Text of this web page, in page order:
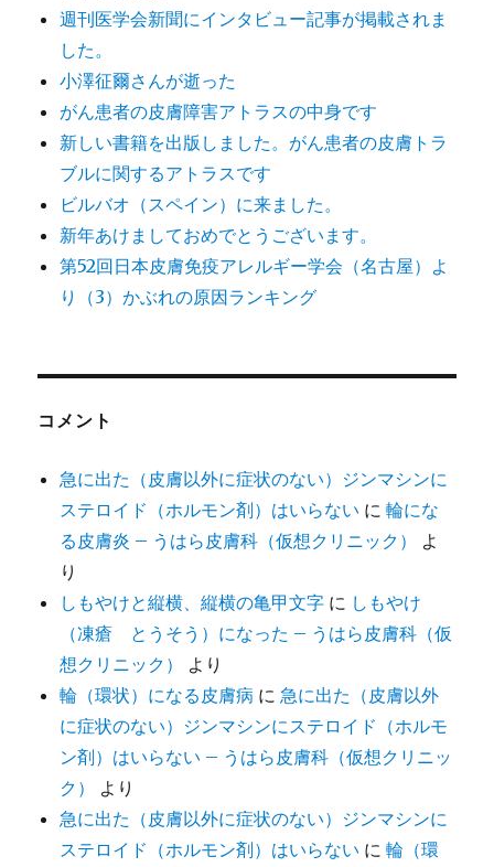
週刊医学会新聞にインタビュー記事が掲載されま
した。
小澤征爾さんが逝った
がん患者の皮膚障害アトラスの中身です
新しい書籍を出版しました。がん患者の皮膚トラ
ブルに関するアトラスです
ビルバオ（スペイン）に来ました。
新年あけましておめでとうございます。
第52回日本皮膚免疫アレルギー学会（名古屋）よ
り（3）かぶれの原因ランキング
コメント
急に出た（皮膚以外に症状のない）ジンマシンに
ステロイド（ホルモン剤）はいらない に輪にな
る皮膚炎 – うはら皮膚科（仮想クリニック）
よ
り
しもやけと縦横、縦横の亀甲文字 に しもやけ
（凍瘡 とうそう）になった – うはら皮膚科（仮
想クリニック）
より
輪（環状）になる皮膚病 に 急に出た（皮膚以外
に症状のない）ジンマシンにステロイド（ホルモ
ン剤）はいらない – うはら皮膚科（仮想クリニッ
ク）
より
急に出た（皮膚以外に症状のない）ジンマシンに
ステロイド（ホルモン剤）はいらない に輪（環